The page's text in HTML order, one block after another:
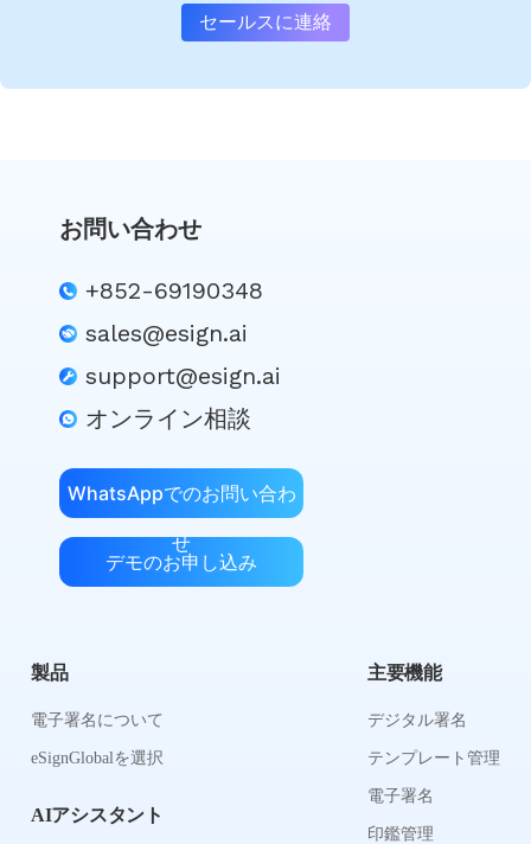
セールスに連絡
お問い合わせ
+852-69190348
sales@esign.ai
support@esign.ai
オンライン相談
WhatsAppでのお問い合わ
せ
デモのお申し込み
製品
電子署名について
eSignGlobalを選択
AIアシスタント
主要機能
デジタル署名
テンプレート管理
電子署名
印鑑管理